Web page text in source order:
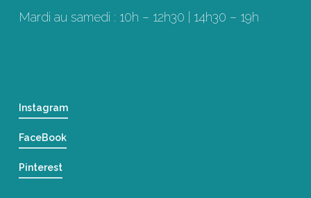
Mardi au samedi : 10h – 12h30 | 14h30 – 19h
Instagram
FaceBook
Pinterest